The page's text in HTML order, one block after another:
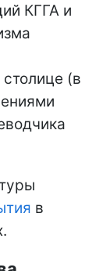
КГГА и
столице (в
в